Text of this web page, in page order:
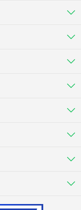
・アルバイト・パート
産
ハウスで多様な野菜の生産
（獣医師･人工授精師･